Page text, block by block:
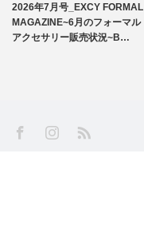
お知らせ
2026年7月号_EXCY FORMAL
MAGAZINE~6月のフォーマル
アクセサリー販売状況~B…
FacebookInstagram